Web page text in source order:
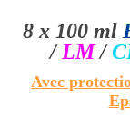
8 x 100 ml
/ LM/
Avec